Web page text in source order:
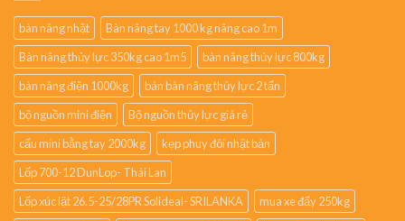
bàn nâng nhật
Bàn nâng tay 1000 kg nâng cao 1m
Bàn nâng thủy lực 350kg cao 1m5
bàn nâng thủy lực 800kg
bàn nâng điện 1000kg
bán bàn nâng thủy lực 2 tấn
bộ nguồn mini điện
Bộ nguồn thủy lực giá rẻ
cẩu mini bằng tay 2000kg
kẹp phuy đôi nhật bản
Lốp 700-12 DunLop- Thái Lan
Lốp xúc lật 26.5-25/28PR Solideal- SRILANKA
mua xe đẩy 250kg